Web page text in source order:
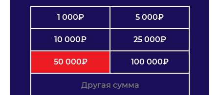
ПРЕСС-СЛУЖБА
КОНТАКТЫ
info@iafoundation.ru
109544, Россия, г. Москва, ул. Школьная, 27 стр. 1
1 000₽ 5 000₽
10 000₽ 25 000₽
50 000₽ 100 000₽